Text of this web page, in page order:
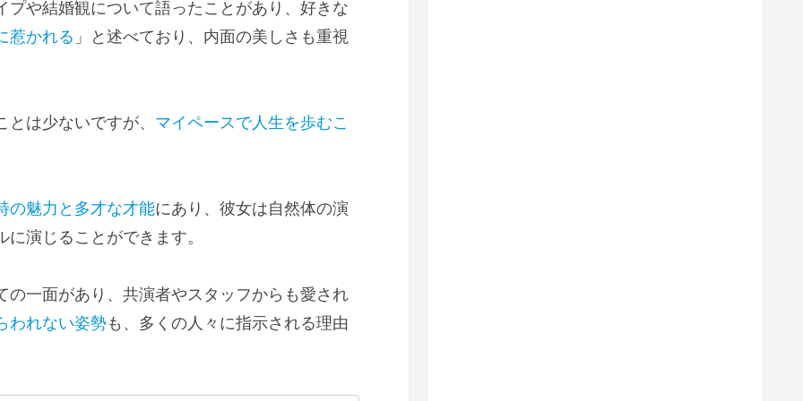
や結婚観について語ったことがあり、好きな
惹かれる 」と述べており、内面の美しさも重視
は少ないですが、 マイペースで人生を歩むこ
の魅力と多才な才能にあり、彼女は自然体の演
演じることができます。
の一面があり、共演者やスタッフからも愛され
われない姿勢も、多くの人々に指示される理由